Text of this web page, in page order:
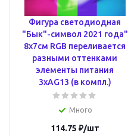
Фигура светодиодная
"Бык"-символ 2021 года"
8х7см RGB переливается
разными оттенками
элементы питания
3хAG13 (в компл.)
Много
114.75 ₽/шт